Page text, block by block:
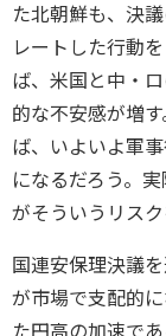
た北朝鮮も、決
レートした行動
ば、米国と中・
的な不安感が増
ば、いよいよ軍
になるだろう。
がそういうリス
国連安保理決議
が市場で支配的